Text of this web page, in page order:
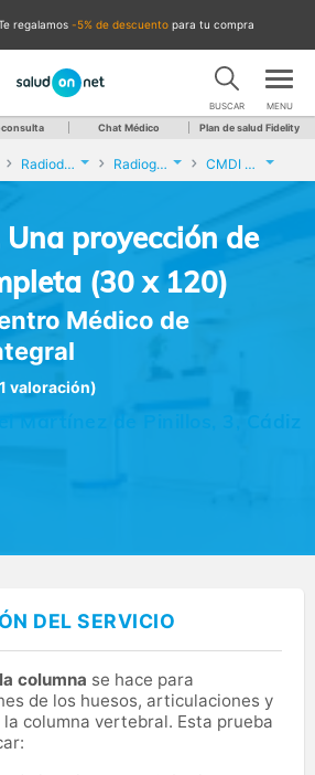
te regalamos -5% de descuento para tu compra
BUSCAR MENU
Chat Médico Plan de salud Fidelity
Radiodiagnóstico Radiografía. Una proyección de columna completa (30 x 120) CMDI Cádiz Centro Médico de Diagnostico Integral
proyección de
(30 x 120)
Médico de
valoración)
Martínez de Pinillos, 3, Cádiz
DEL SERVICIO
columna se hace para
de los huesos, articulaciones y
columna vertebral. Esta prueba